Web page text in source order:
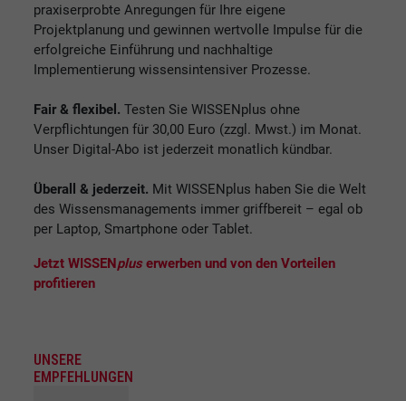
praxiserprobte Anregungen für Ihre eigene
Projektplanung und gewinnen wertvolle Impulse für die
erfolgreiche Einführung und nachhaltige
Implementierung wissensintensiver Prozesse.
Fair & flexibel. Testen Sie WISSENplus ohne
Verpflichtungen für 30,00 Euro (zzgl. Mwst.) im Monat.
Unser Digital-Abo ist jederzeit monatlich kündbar.
Überall & jederzeit. Mit WISSENplus haben Sie die Welt
des Wissensmanagements immer griffbereit – egal ob
per Laptop, Smartphone oder Tablet.
Jetzt WISSEN plus erwerben und von den Vorteilen
profitieren
UNSERE
EMPFEHLUNGEN